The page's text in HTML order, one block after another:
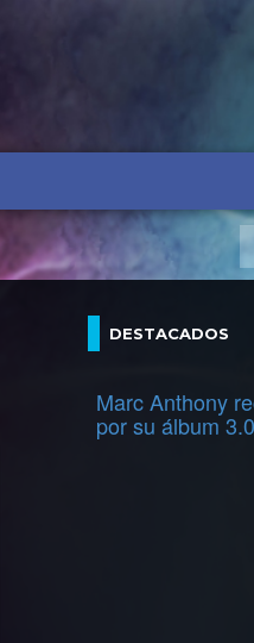
DESTACADOS
Marc Anthony
por su álbum 3.0